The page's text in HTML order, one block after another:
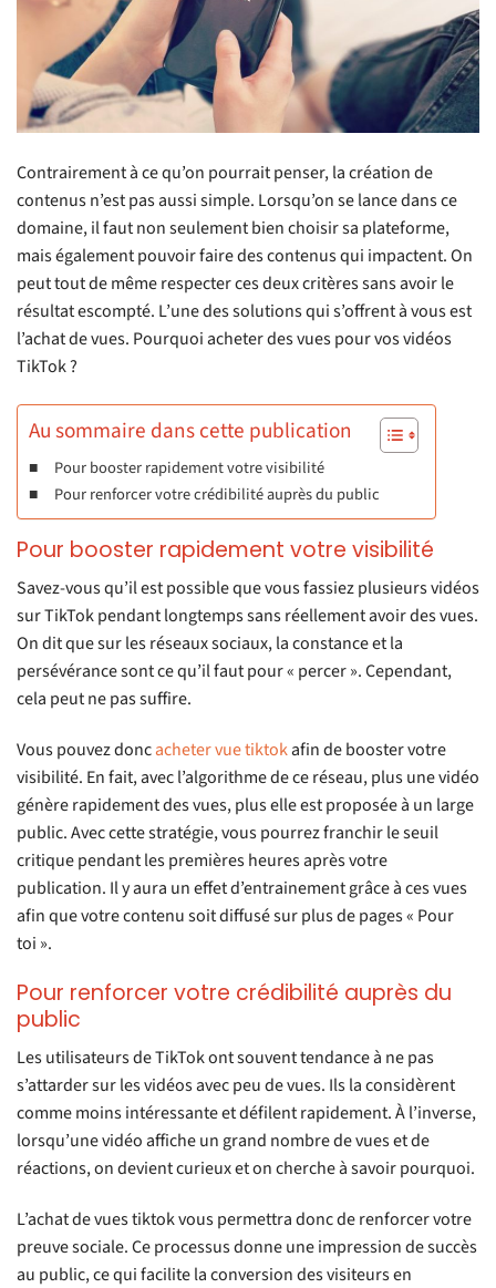
Contrairement à ce qu’on pourrait penser, la création de
contenus n’est pas aussi simple. Lorsqu’on se lance dans ce
domaine, il faut non seulement bien choisir sa plateforme,
mais également pouvoir faire des contenus qui impactent. On
peut tout de même respecter ces deux critères sans avoir le
résultat escompté. L’une des solutions qui s’offrent à vous est
l’achat de vues. Pourquoi acheter des vues pour vos vidéos
TikTok ?
Au sommaire dans cette publication
Pour booster rapidement votre visibilité
Pour renforcer votre crédibilité auprès du public
Pour booster rapidement votre visibilité
Savez-vous qu’il est possible que vous fassiez plusieurs vidéos
sur TikTok pendant longtemps sans réellement avoir des vues.
On dit que sur les réseaux sociaux, la constance et la
persévérance sont ce qu’il faut pour « percer ». Cependant,
cela peut ne pas suffire.
Vous pouvez doncacheter vue tiktokafin de booster votre
visibilité. En fait, avec l’algorithme de ce réseau, plus une vidéo
génère rapidement des vues, plus elle est proposée à un large
public. Avec cette stratégie, vous pourrez franchir le seuil
critique pendant les premières heures après votre
publication. Il y aura un effet d’entrainement grâce à ces vues
afin que votre contenu soit diffusé sur plus de pages « Pour
toi ».
Pour renforcer votre crédibilité auprès du
public
Les utilisateurs de TikTok ont souvent tendance à ne pas
s’attarder sur les vidéos avec peu de vues. Ils la considèrent
comme moins intéressante et défilent rapidement. À l’inverse,
lorsqu’une vidéo affiche un grand nombre de vues et de
réactions, on devient curieux et on cherche à savoir pourquoi.
L’achat de vues tiktok vous permettra donc de renforcer votre
preuve sociale. Ce processus donne une impression de succès
au public, ce qui facilite la conversion des visiteurs en